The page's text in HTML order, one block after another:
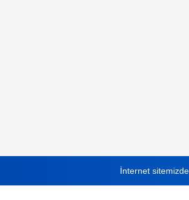
İnternet sitemizde